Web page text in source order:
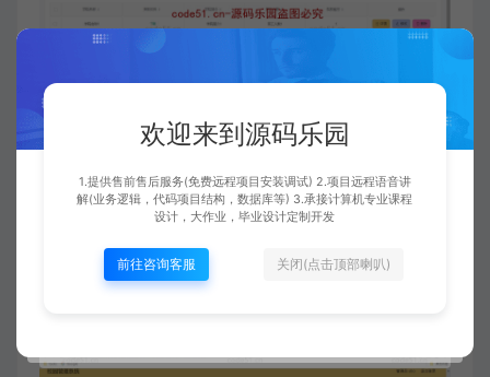
欢迎来到源码乐园
1.提供售前售后服务(免费远程项目安装调试) 2.项目远程语音讲
解(业务逻辑，代码项目结构，数据库等) 3.承接计算机专业课程
设计，大作业，毕业设计定制开发
前往咨询客服 关闭(点击顶部喇叭)